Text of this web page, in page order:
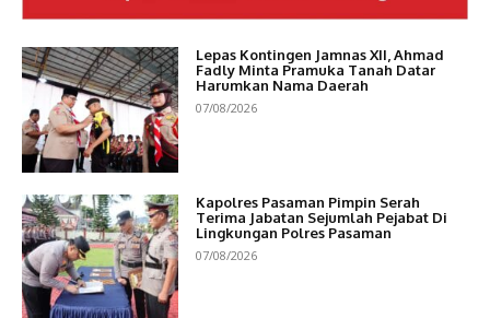
Lepas Kontingen Jamnas XII, Ahmad
Fadly Minta Pramuka Tanah Datar
Harumkan Nama Daerah
07/08/2026
Kapolres Pasaman Pimpin Serah
Terima Jabatan Sejumlah Pejabat Di
Lingkungan Polres Pasaman
07/08/2026